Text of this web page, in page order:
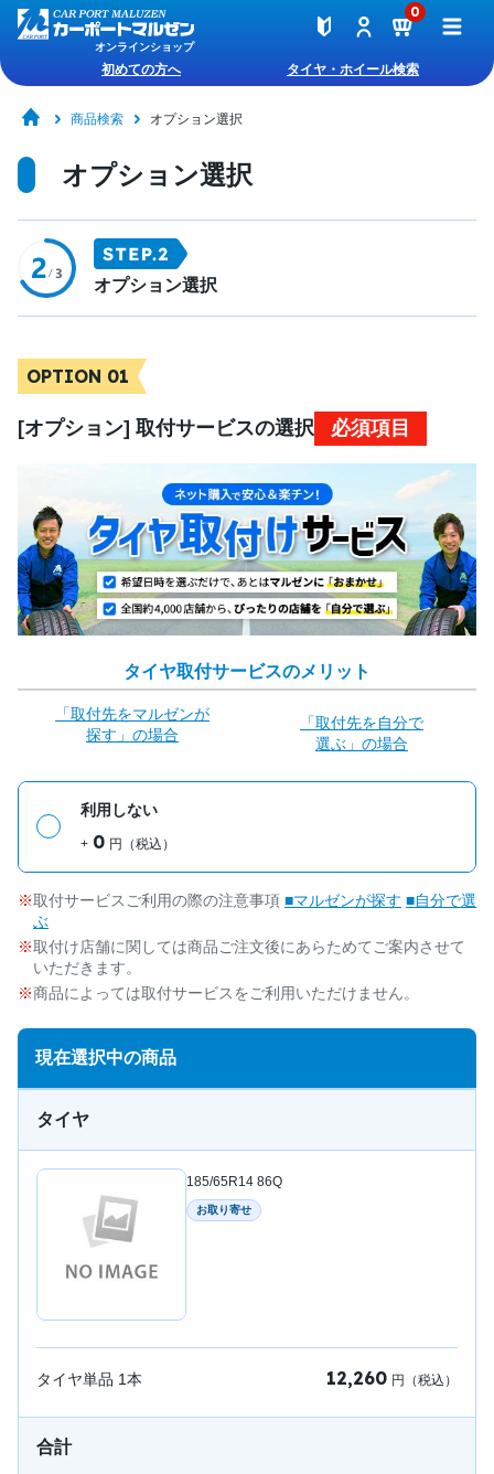
オンラインショップ
0
初めての方へ タイヤ・ホイール検索
商品検索 オプション選択
オプション選択
オプション選択
OPTION 01
[オプション] 取付サービスの選択 必須項目
タイヤ取付サービスのメリット
「取付先をマルゼンが
探す」の場合
「取付先を自分で
選ぶ」の場合
利用しない
+ 0 円（税込）
取付サービスご利用の際の注意事項 ■マルゼンが探す ■自分で選
ぶ
取付け店舗に関しては商品ご注文後にあらためてご案内させて
いただきます。
商品によっては取付サービスをご利用いただけません。
現在選択中の商品
タイヤ
185/65R14 86Q
お取り寄せ
タイヤ単品 1本 12,260 円（税込）
合計